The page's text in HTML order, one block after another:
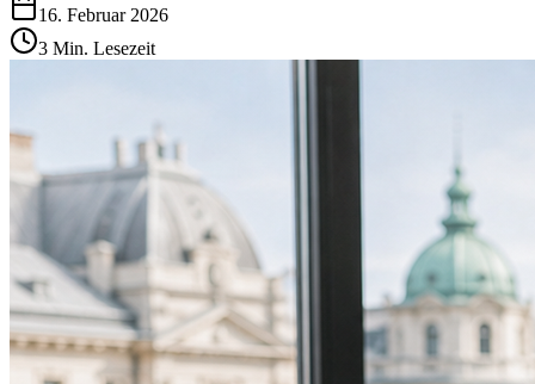
16. Februar 2026
3 Min. Lesezeit